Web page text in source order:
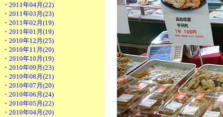
・2011年04月(22)
・2011年03月(23)
・2011年02月(19)
・2011年01月(19)
・2010年12月(25)
・2010年11月(20)
・2010年10月(19)
・2010年09月(23)
・2010年08月(21)
・2010年07月(20)
・2010年06月(24)
・2010年05月(22)
・2010年04月(20)